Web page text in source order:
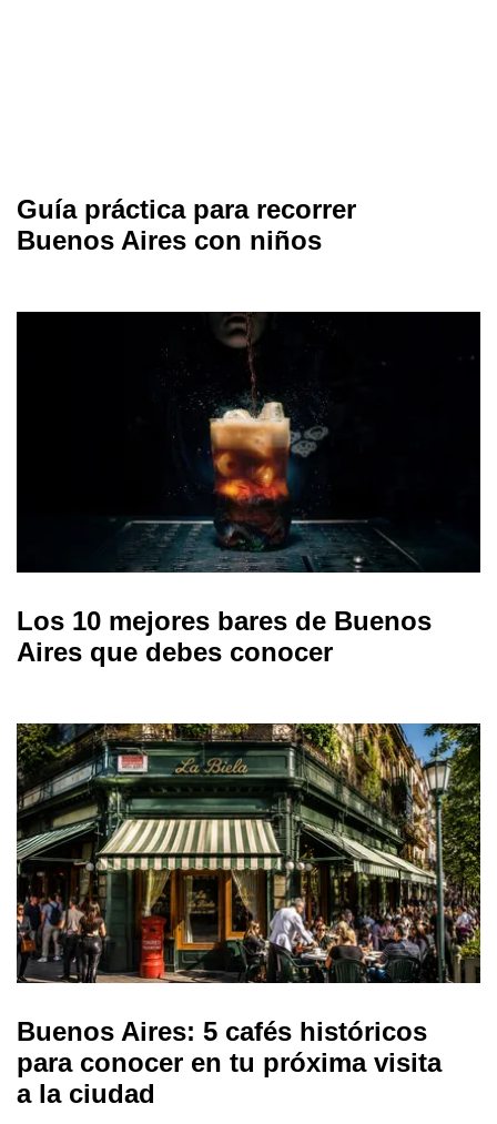
Guía práctica para recorrer
Buenos Aires con niños
Los 10 mejores bares de Buenos
Aires que debes conocer
Buenos Aires: 5 cafés históricos
para conocer en tu próxima visita
a la ciudad